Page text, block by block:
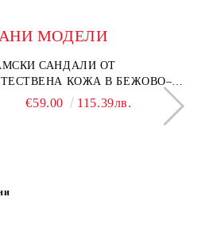
МОДЕЛИ
САНДАЛИ ОТ
КОЖА В БЕЖОВО–
NOVA.
€59.00 115.39лв.